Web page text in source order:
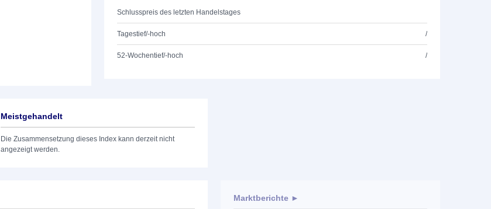
Schlusspreis des letzten Handelstages
Tagestief/-hoch /
52-Wochentief/-hoch /
Meistgehandelt
Die Zusammensetzung dieses Index kann derzeit nicht
angezeigt werden.
Marktberichte ►